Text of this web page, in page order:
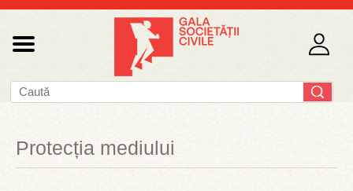
Protecția mediului